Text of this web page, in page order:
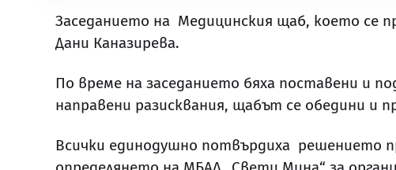
Заседанието на Медицинския щаб, което се
Дани Каназирева.
По време на заседанието бяха поставени и
направени разисквания, щабът се обедини и
Всички единодушно потвърдиха решението